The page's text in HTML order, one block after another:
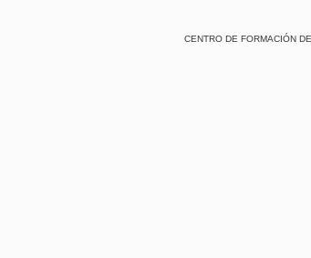
CENTRO DE FORMACIÓN